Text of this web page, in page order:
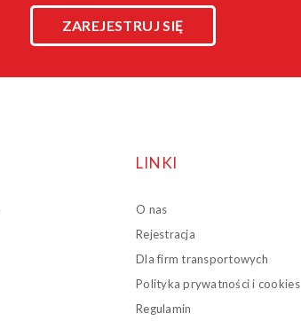
ZAREJESTRUJ SIĘ
LINKI
O nas
Rejestracja
Dla firm transportowych
Polityka prywatności i cookies
Regulamin